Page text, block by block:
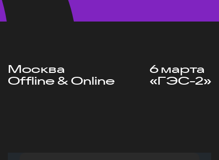
Москва
Offline & Online
6 марта
«ГЭС-2»